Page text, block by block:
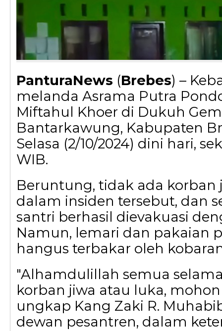
PanturaNews (Brebes) –
melanda Asrama Putra
Miftahul Khoer di Dukuh
Bantarkawung, Kabupaten
Selasa (2/10/2024) dini hari,
WIB.
Beruntung, tidak ada korban
dalam insiden tersebut, dan
santri berhasil dievakuasi
Namun, lemari dan pakaian
hangus terbakar oleh
"Alhamdulillah semua
korban jiwa atau luka, mohon
ungkap Kang Zaki R.
dewan pesantren, dalam